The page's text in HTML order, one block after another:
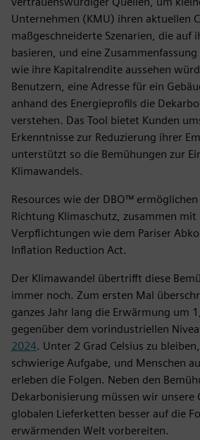
Unternehmen (KMU) ihren aktuellen
maßgeschneiderte Szenarien, die auf
basieren, und eine
wie ihre Kapitalrendite aussehen
Benutzern, eine Adresse für ein
anhand des Energieprofils die
verstehen. Das Tool bietet Kunden
Erkenntnisse zur Reduzierung ihrer
unterstützt so die Bemühungen zur
Klimawandels.
Resources wie der DBO™
Richtung Klimaschutz, zusammen
Verpflichtungen wie dem Pariser
Inflation Reduction Act.
Der Klimawandel übertrifft diese
immer noch. Zum ersten Mal
ganzes Jahr lang die Erwärmung um
gegenüber dem vorindustriellen
2024. Unter 2 Grad Celsius zu
schwierige Aufgabe, und Menschen
erleben die Folgen. Neben den
Dekarbonisierung müssen wir unsere
globalen Lieferketten besser auf die
erwärmenden Welt vorbereiten.